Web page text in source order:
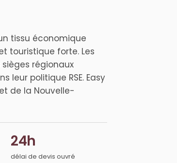
tissu économique
touristique forte. Les
régionaux
politique RSE. Easy
de la Nouvelle-
24h
délai de devis ouvré